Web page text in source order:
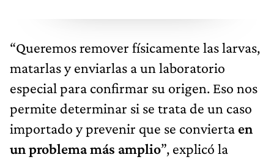
“Queremos remover físicamente las larvas,
matarlas y enviarlas a un laboratorio
especial para confirmar su origen. Eso nos
permite determinar si se trata de un caso
importado y prevenir que se convierta en
un problema más amplio”, explicó la